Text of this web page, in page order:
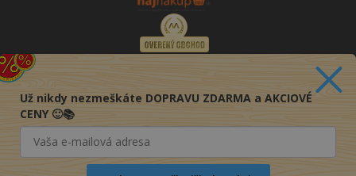
Už nikdy nezmeškáte DOPRAVU ZDARMA a AKCIOVÉ
CENY 🙂📚